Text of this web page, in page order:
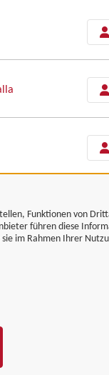
Funktionen von
führen diese
im Rahmen Ihrer